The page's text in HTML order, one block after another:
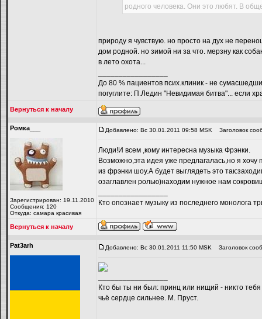
родного человека. Они это любят. В
природу я чувствую. но просто на дух не
дом родной. но зимой ни за что. мерзну как
в лето охота...
До 80 % пациентов псих.клиник - не
погуглите: П.Ледин "Невидимая битва"... если
Вернуться к началу
Ромка___
Зарегистрирован: 19.11.2010
Сообщения: 120
Откуда: самара красивая
Добавлено: Вс 30.01.2011 09:58 MSK Заголовок
Люди!И всем ,кому интересна музыка Фрэнки.
Возможно,эта идея уже предлагалась,но я хочу
из фрэнки шоу.А будет выглядеть это
озаглавлен ролью)находим нужное нам
Кто опознает музыку из последнего монолога
Вернуться к началу
Pat3arh Добавлено: Вс 30.01.2011 11:50 MSK Заголовок
Кто бы ты ни был: принц или нищий - никто
чьё сердце сильнее. М. Пруст.